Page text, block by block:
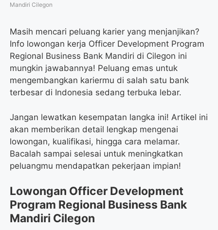
Mandiri Cilegon
Masih mencari peluang karier yang menjanjikan?
Info lowongan kerja Officer Development Program
Regional Business Bank Mandiri di Cilegon ini
mungkin jawabannya! Peluang emas untuk
mengembangkan kariermu di salah satu bank
terbesar di Indonesia sedang terbuka lebar.
Jangan lewatkan kesempatan langka ini! Artikel ini
akan memberikan detail lengkap mengenai
lowongan, kualifikasi, hingga cara melamar.
Bacalah sampai selesai untuk meningkatkan
peluangmu mendapatkan pekerjaan impian!
Lowongan Officer Development
Program Regional Business Bank
Mandiri Cilegon